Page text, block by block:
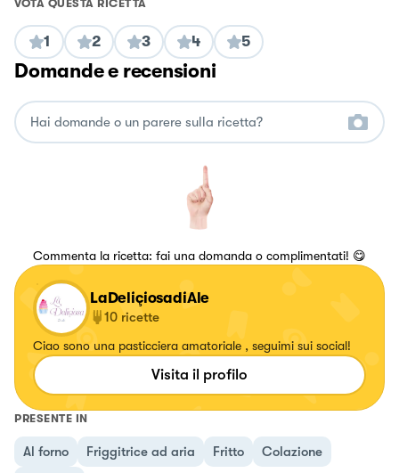
VOTA QUESTA RICETTA
1 2 3 4 5
Domande e recensioni
Commenta la ricetta: fai una domanda o complimentati! 😋
LaDeliçiosadiAle
10 ricette
Ciao sono una pasticciera amatoriale , seguimi sui social!
Visita il profilo
PRESENTE IN
Al forno Friggitrice ad aria Fritto
Colazione